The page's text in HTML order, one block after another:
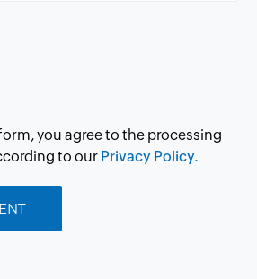
you agree to the processing
to our Privacy Policy.